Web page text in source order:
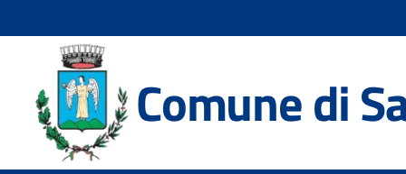
Comune di